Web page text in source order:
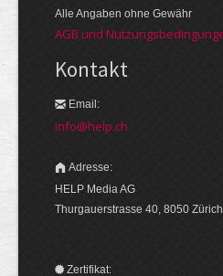
Alle Angaben ohne Gewähr
AGB und
Kontakt
Email:
info@help.ch
Adresse:
HELP Media AG
Thurgauerstrasse 40, 8050 Zürich
Zertifikat: